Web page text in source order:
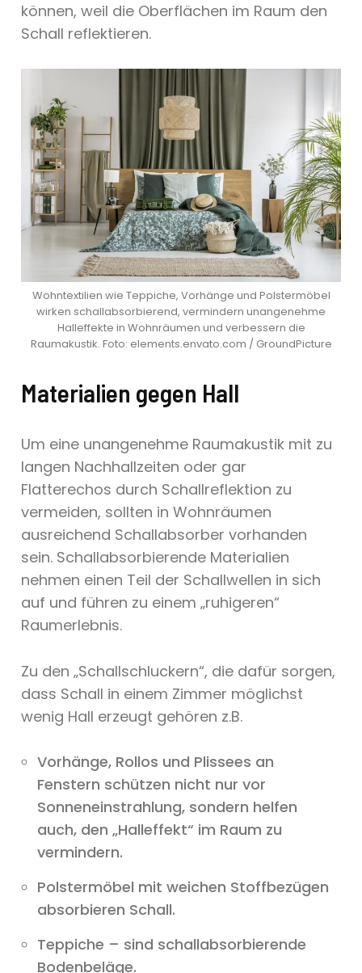
können, weil die Oberflächen im Raum den
Schall reflektieren.
Wohntextilien wie Teppiche, Vorhänge und Polstermöbel
wirken schallabsorbierend, vermindern unangenehme
Halleffekte in Wohnräumen und verbessern die
Raumakustik. Foto: elements.envato.com / GroundPicture
Materialien gegen Hall
Um eine unangenehme Raumakustik mit zu
langen Nachhallzeiten oder gar
Flatterechos durch Schallreflektion zu
vermeiden, sollten in Wohnräumen
ausreichend Schallabsorber vorhanden
sein. Schallabsorbierende Materialien
nehmen einen Teil der Schallwellen in sich
auf und führen zu einem „ruhigeren“
Raumerlebnis.
Zu den „Schallschluckern“, die dafür sorgen,
dass Schall in einem Zimmer möglichst
wenig Hall erzeugt gehören z.B.
Vorhänge, Rollos und Plissees an
Fenstern schützen nicht nur vor
Sonneneinstrahlung, sondern helfen
auch, den „Halleffekt“ im Raum zu
vermindern.
Polstermöbel mit weichen Stoffbezügen
absorbieren Schall.
Teppiche – sind schallabsorbierende
Bodenbeläge.